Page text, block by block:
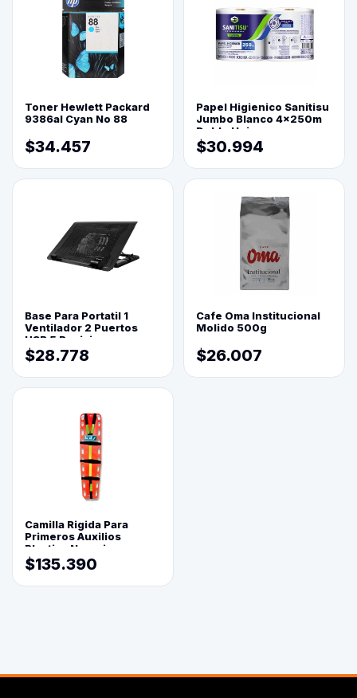
Toner Hewlett Packard
9386al Cyan No 88
$34.457
Papel Higienico Sanitisu
Jumbo Blanco 4x250m
Doble Hoja
$30.994
Base Para Portatil 1
Ventilador 2 Puertos
USB 5 Posiciones
$28.778
Cafe Oma Institucional
Molido 500g
$26.007
Camilla Rigida Para
Primeros Auxilios
Plastica Naranja
$135.390